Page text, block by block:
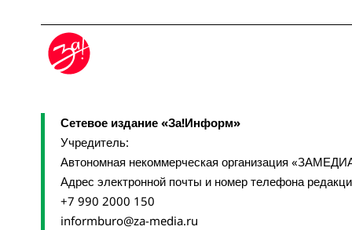
Сетевое издание «За!Информ»
Учредитель:
Автономная некоммерческая организация
Адрес электронной почты и номер телефона
+7 990 2000 150
informburo@za-media.ru